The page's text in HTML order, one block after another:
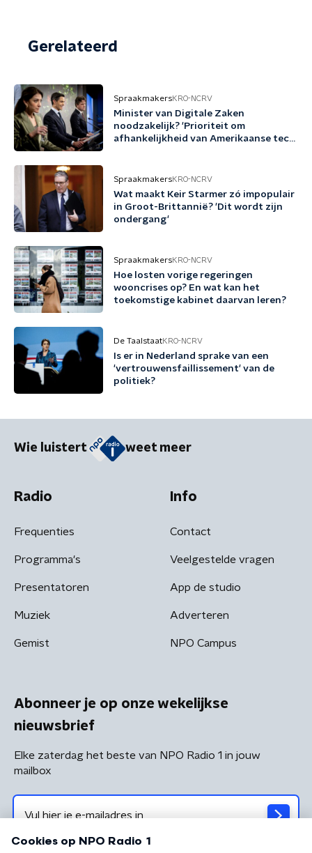
Gerelateerd
SpraakmakersKRO-NCRV
Minister van Digitale Zaken
noodzakelijk? 'Prioriteit om
afhankelijkheid van Amerikaanse tech
SpraakmakersKRO-NCRV
Wat maakt Keir Starmer zó impopulair
in Groot-Brittannië? 'Dit wordt zijn
ondergang'
SpraakmakersKRO-NCRV
Hoe losten vorige regeringen
wooncrises op? En wat kan het
toekomstige kabinet daarvan leren?
De TaalstaatKRO-NCRV
Is er in Nederland sprake van een
'vertrouwensfaillissement' van de
politiek?
Wie luistert weet meer
Radio
Frequenties
Programma's
Presentatoren
Muziek
Gemist
Info
Contact
Veelgestelde vragen
App de studio
Adverteren
NPO Campus
Abonneer je op onze wekelijkse
nieuwsbrief
Elke zaterdag het beste van NPO Radio 1 in jouw
mailbox